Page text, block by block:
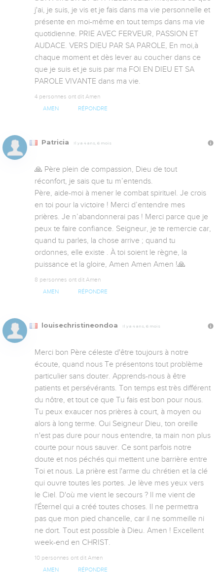
j'ai, je suis, je vis et je fais dans ma vie personnelle et
présente en moi-même en tout temps dans ma vie
quotidienne. PRIE AVEC FERVEUR, PASSION ET
AUDACE. VERS DIEU PAR SA PAROLE, En moi,à
chaque moment et dès lever au coucher dans ce
que je suis et je suis par ma FOI EN DIEU ET SA
PAROLE VIVANTE dans ma vie.
4 personnes ont dit Amen
AMEN RÉPONDRE
Patricia Il y a 4 ans, 6 mois
🙏 Père plein de compassion, Dieu de tout
réconfort, je sais que tu m’entends.
Père, aide-moi à mener le combat spirituel. Je crois
en toi pour la victoire ! Merci d’entendre mes
prières. Je n’abandonnerai pas ! Merci parce que je
peux te faire confiance. Seigneur, je te remercie car,
quand tu parles, la chose arrive ; quand tu
ordonnes, elle existe . À toi soient le règne, la
puissance et la gloire, Amen Amen Amen !🙏
8 personnes ont dit Amen
AMEN RÉPONDRE
louisechristineondoa Il y a 4 ans, 6 mois
Merci bon Père céleste d'être toujours à notre
écoute, quand nous Te présentons tout problème
particulier sans douter. Apprends-nous à être
patients et persévérants. Ton temps est très différent
du nôtre, et tout ce que Tu fais est bon pour nous.
Tu peux exaucer nos prières à court, à moyen ou
alors à long terme. Oui Seigneur Dieu, ton oreille
n'est pas dure pour nous entendre, ta main non plus
courte pour nous sauver. Ce sont parfois notre
doute et nos péchés qui mettent une barrière entre
Toi et nous. La prière est l'arme du chrétien et la clé
qui ouvre toutes les portes. Je lève mes yeux vers
le Ciel. D'où me vient le secours ? Il me vient de
l'Éternel qui a créé toutes choses. Il ne permettra
pas que mon pied chancelle, car il ne sommeille ni
ne dort. Tout est possible à Dieu. Amen ! Excellent
week-end en CHRIST.
10 personnes ont dit Amen
AMEN RÉPONDRE